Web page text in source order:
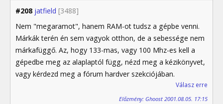
#208 jatfield [3488]
Nem "megaramot", hanem RAM-ot tudsz a gépbe venni.
Márkák terén én sem vagyok otthon, de a sebessége nem
márkafüggő. Az, hogy 133-mas, vagy 100 Mhz-es kell a
gépedbe meg az alaplaptól függ, nézd meg a kézikönyvet,
vagy kérdezd meg a fórum hardver szekciójában.
Válasz erre
Előzmény: Ghoost 2001.08.05. 17:15